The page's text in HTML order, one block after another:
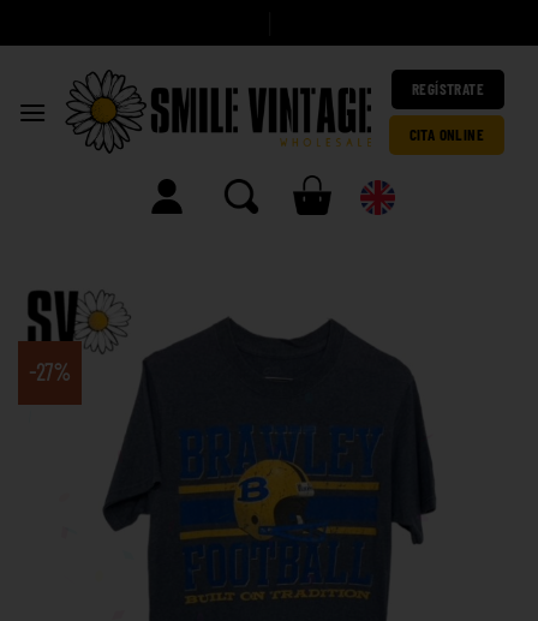
REGÍSTRATE
CITA ONLINE
-27%